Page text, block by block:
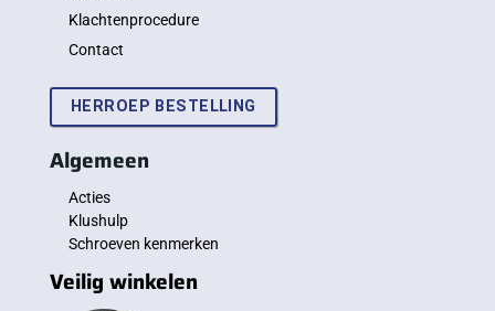
Klachtenprocedure
Contact
HERROEP BESTELLING
Algemeen
Acties
Klushulp
Schroeven kenmerken
Veilig winkelen